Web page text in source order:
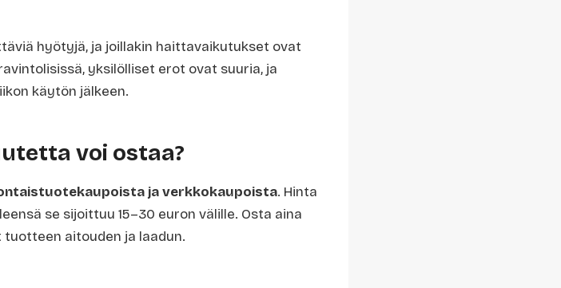
hyötyjä, ja joillakin haittavaikutukset ovat
yksilölliset erot ovat suuria, ja
käytön jälkeen.
voi ostaa?
ja verkkokaupoista. Hinta
se sijoittuu 15–30 euron välille. Osta aina
aitouden ja laadun.